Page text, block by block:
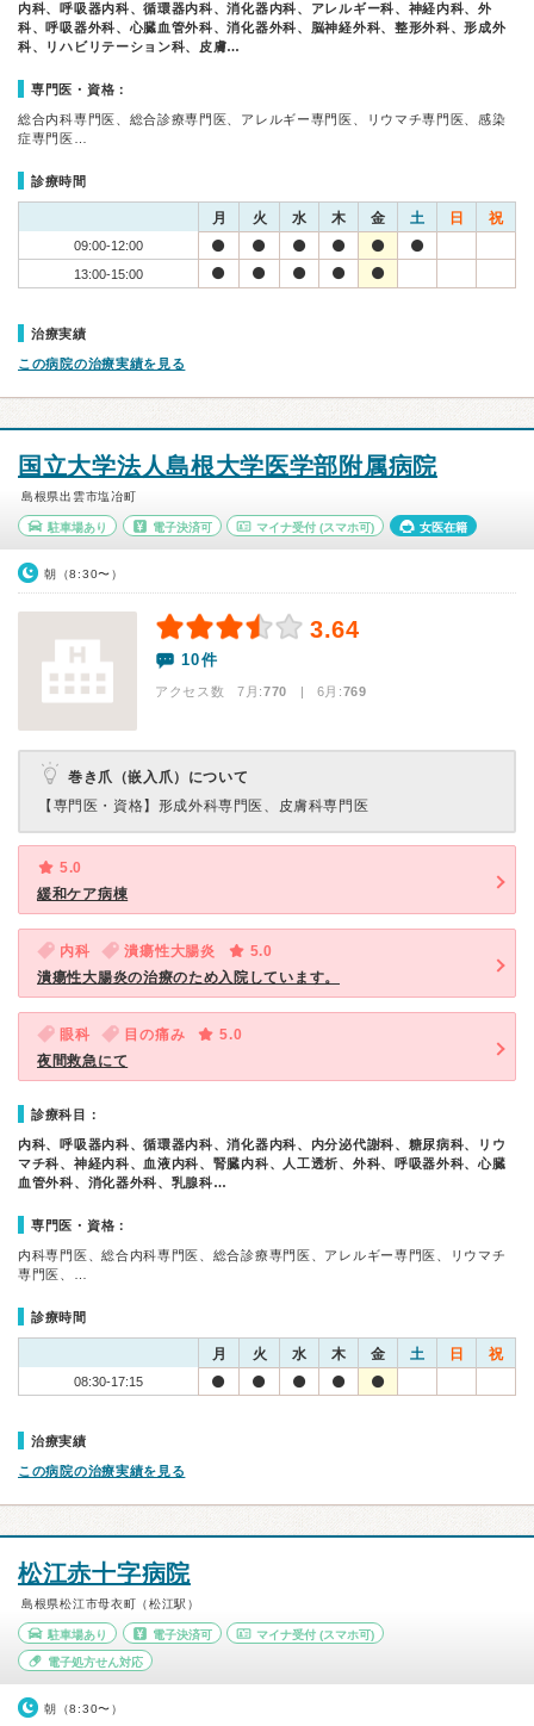
内科、呼吸器内科、循環器内科、消化器内科、アレルギー科、神経内科、外
科、呼吸器外科、心臓血管外科、消化器外科、脳神経外科、整形外科、形成外
科、リハビリテーション科、皮膚…
専門医・資格：
総合内科専門医、総合診療専門医、アレルギー専門医、リウマチ専門医、感染
症専門医…
診療時間
月 火 水 木 金 土 日 祝
09:00-12:00
13:00-15:00
治療実績
この病院の治療実績を見る
国立大学法人島根大学医学部附属病院
島根県出雲市塩冶町
駐車場あり 電子決済可 マイナ受付 (スマホ可) 女医在籍
朝（8:30〜）
3.64
10件
アクセス数 7月:770 | 6月:769
巻き爪（嵌入爪）について
【専門医・資格】 形成外科専門医、皮膚科専門医
5.0
緩和ケア病棟
内科 潰瘍性大腸炎
5.0
潰瘍性大腸炎の治療のため入院しています。
眼科 目の痛み
5.0
夜間救急にて
診療科目：
内科、呼吸器内科、循環器内科、消化器内科、内分泌代謝科、糖尿病科、リウ
マチ科、神経内科、血液内科、腎臓内科、人工透析、外科、呼吸器外科、心臓
血管外科、消化器外科、乳腺科…
専門医・資格：
内科専門医、総合内科専門医、総合診療専門医、アレルギー専門医、リウマチ
専門医、…
診療時間
月 火 水 木 金 土 日 祝
08:30-17:15
治療実績
この病院の治療実績を見る
松江赤十字病院
島根県松江市母衣町（松江駅）
駐車場あり 電子決済可 マイナ受付 (スマホ可)
電子処方せん対応
朝（8:30〜）